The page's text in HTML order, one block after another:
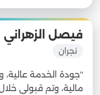
فيصل الزهراني
نجران
"جودة الخدمة
مالية، وتم قبولي